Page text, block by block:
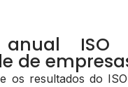
anual
de
os resultados do